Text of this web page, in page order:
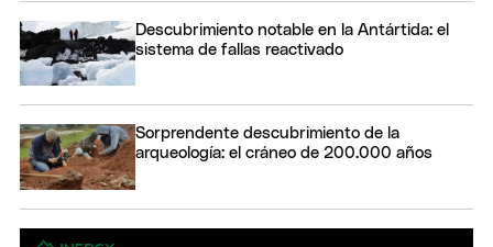
Descubrimiento notable en la Antártida: el
sistema de fallas reactivado
Sorprendente descubrimiento de la
arqueología: el cráneo de 200.000 años